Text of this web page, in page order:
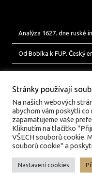
Analýza 1627. dne ruské
Od Bobíka k FUP. Český
© valka.online |
Stránky používají
Na našich webových
abychom vám poskytli
zapamatujeme vaše
Kliknutím na tlačítko
VŠECH souborů cookie.
souborů cookie" a
Nastavení cookies